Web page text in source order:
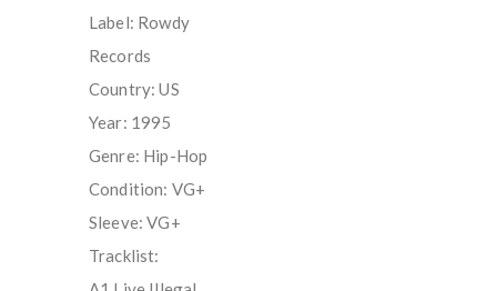
Label: Rowdy
Records
Country: US
Year: 1995
Genre: Hip-Hop
Condition: VG+
Sleeve: VG+
Tracklist: